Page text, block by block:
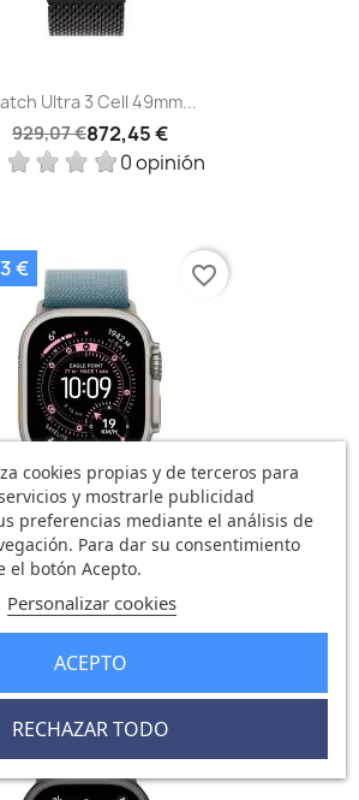
Ultra 3 Cell 49mm...
929,07 €872,45 €
0 opinión
Ultra 3 Cell 49mm...
836,08 €785,55 €
0 opinión
€ favorite_border
€
cookies propias y de terceros para
y mostrarle publicidad
preferencias mediante el análisis de
Para dar su consentimiento
el botón Acepto.
Personalizar cookies
RECHAZAR TODO
ACEPTO